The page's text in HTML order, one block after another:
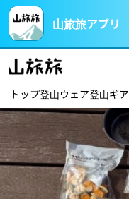
山旅旅アプリ
トップ登山ウェア登山ギア